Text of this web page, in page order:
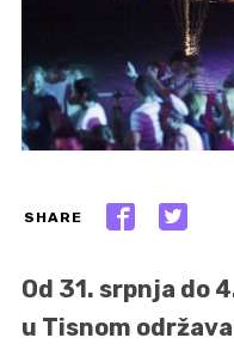
SHARE
Od 31. srpnja do
u Tisnom